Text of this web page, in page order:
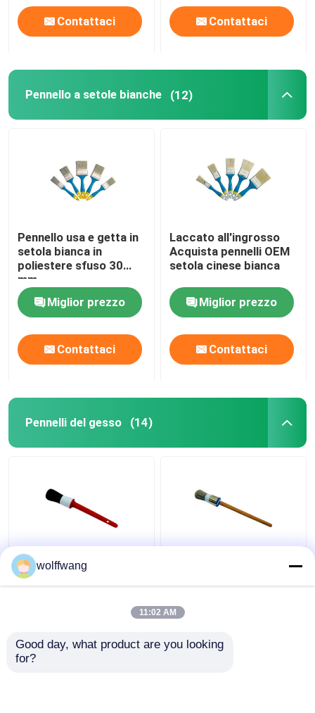
Contattaci Contattaci
Pennello a setole bianche (12)
Pennello usa e getta in
setola bianca in
poliestere sfuso 30
mm
Miglior prezzo
Contattaci
Laccato all'ingrosso
Acquista pennelli OEM
setola cinese bianca
Miglior prezzo
Contattaci
Pennelli del gesso (14)
Pennelli a gesso in
setola nera sintetica
Pennello a gesso tondo
Manico in legno
laccato
wolffwang
11:02 AM
Good day, what product are you looking
for?